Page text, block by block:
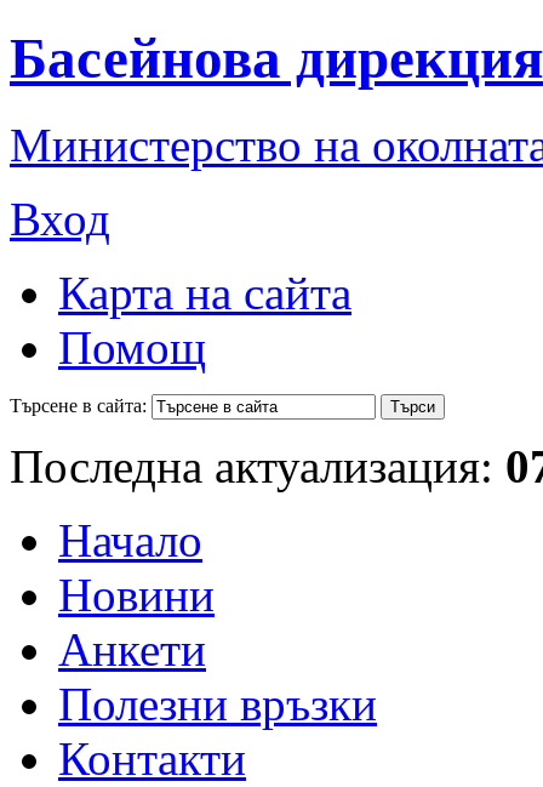
Басейнова
Министерство на
Вход
Карта на сайта
Помощ
Търсене в сайта:
Последна актуализация:
Начало
Новини
Анкети
Полезни връзки
Контакти